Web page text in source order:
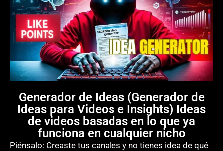
Generador de Ideas (Generador de
Ideas para Videos e Insights) Ideas
de videos basadas en lo que ya
funciona en cualquier nicho
Piénsalo: Creaste tus canales y no tienes idea de qué